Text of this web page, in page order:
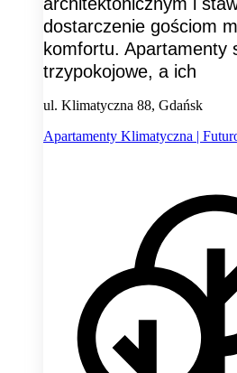
dostarczenie gościom
komfortu. Apartamenty
trzypokojowe, a ich
ul. Klimatyczna 88, Gdańsk
Apartamenty Klimatyczna |